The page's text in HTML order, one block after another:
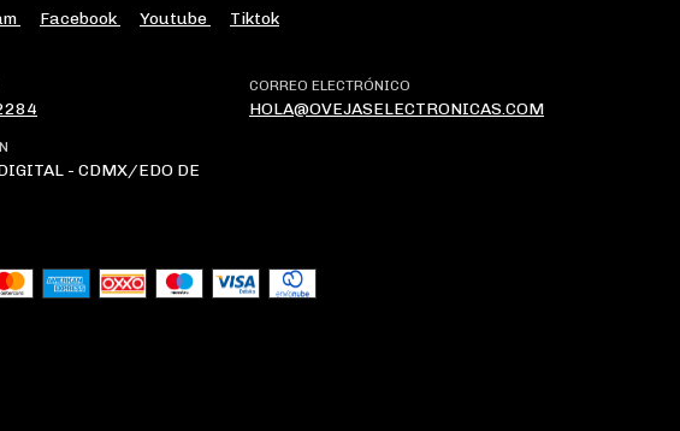
Facebook Youtube Tiktok
CORREO ELECTRÓNICO
HOLA@OVEJASELECTRONICAS.COM
- CDMX/EDO DE